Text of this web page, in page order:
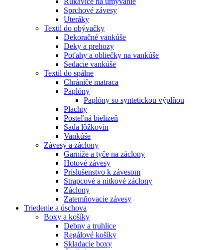
Sprchové závesy
Uteráky
Textil do obývačky
Dekoračné vankúše
Deky a prehozy
Poťahy a obliečky na vankúše
Sedacie vankúše
Textil do spálne
Chrániče matraca
Paplóny
Paplóny so syntetickou výplňou
Plachty
Posteľná bielizeň
Sada lôžkovín
Vankúše
Závesy a záclony
Garniže a tyče na záclony
Hotové závesy
Príslušenstvo k závesom
Strapcové a nitkové záclony
Záclony
Zatemňovacie závesy
Triedenie a úschova
Boxy a košíky
Debny a truhlice
Regálové košíky
Skladacie boxy